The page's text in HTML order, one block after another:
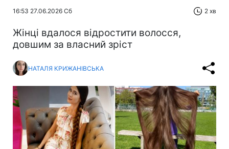
16:53 27.06.2026 Сб 2 хв
Жінці вдалося відростити волосся,
довшим за власний зріст
НАТАЛЯ КРИЖАНІВСЬКА